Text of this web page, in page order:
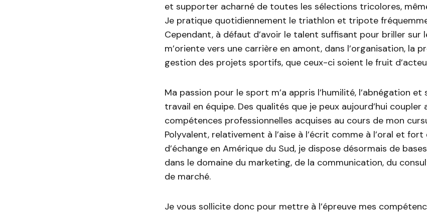
et supporter acharné de toutes les sélections tricolores,
Je pratique quotidiennement le triathlon et tripote
Cependant, à défaut d’avoir le talent suffisant pour briller sur
m’oriente vers une carrière en amont, dans l’organisation, la
gestion des projets sportifs, que ceux-ci soient le fruit
Ma passion pour le sport m’a appris l’humilité, l’abnégation
travail en équipe. Des qualités que je peux aujourd’hui coupler
compétences professionnelles acquises au cours de mon
Polyvalent, relativement à l’aise à l’écrit comme à l’oral et fort
d’échange en Amérique du Sud, je dispose désormais de
dans le domaine du marketing, de la communication, du
de marché.
Je vous sollicite donc pour mettre à l’épreuve mes